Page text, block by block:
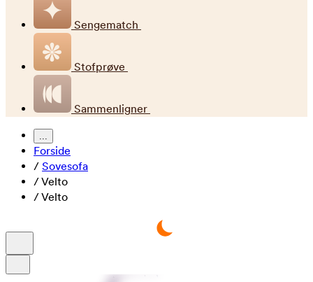
Sengematch
Stofprøve
Sammenligner
...
Forside
/ Sovesofa
/Velto
/Velto